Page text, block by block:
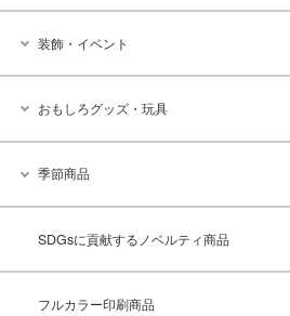
装飾・イベント
おもしろグッズ・玩具
季節商品
SDGsに貢献するノベルティ商品
フルカラー印刷商品